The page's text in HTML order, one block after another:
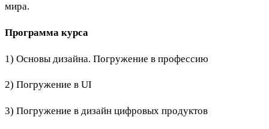
мира.
Программа курса
1) Основы дизайна. Погружение в профессию
2) Погружение в UI
3) Погружение в дизайн цифровых продуктов